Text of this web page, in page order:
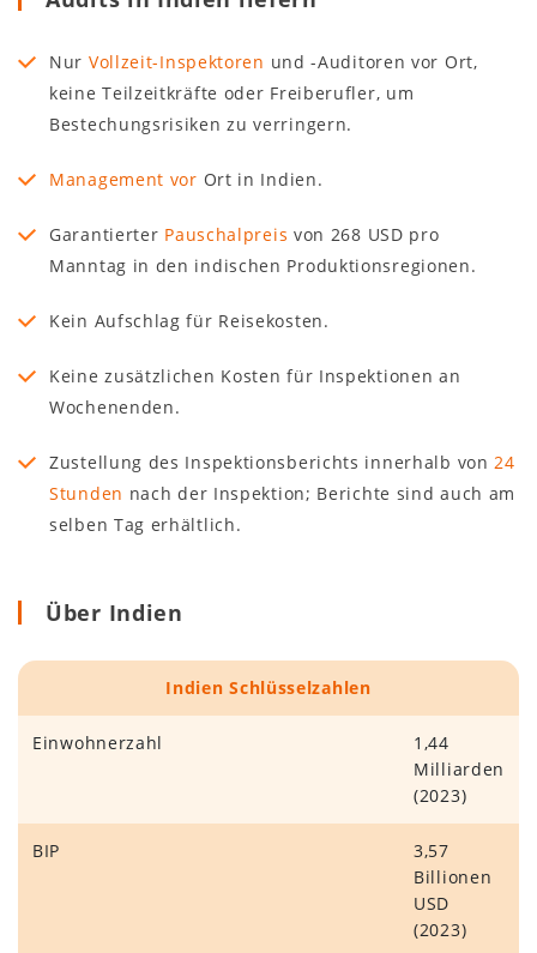
Nur Vollzeit-Inspektoren und -Auditoren vor Ort,
keine Teilzeitkräfte oder Freiberufler, um
Bestechungsrisiken zu verringern.
Management vor Ort in Indien.
Garantierter Pauschalpreis von 268 USD pro
Manntag in den indischen Produktionsregionen.
Kein Aufschlag für Reisekosten.
Keine zusätzlichen Kosten für Inspektionen an
Wochenenden.
Zustellung des Inspektionsberichts innerhalb von 24
Stunden nach der Inspektion; Berichte sind auch am
selben Tag erhältlich.
Über Indien
Indien Schlüsselzahlen
Einwohnerzahl
1,44
Milliarden
(2023)
BIP
3,57
Billionen
USD
(2023)